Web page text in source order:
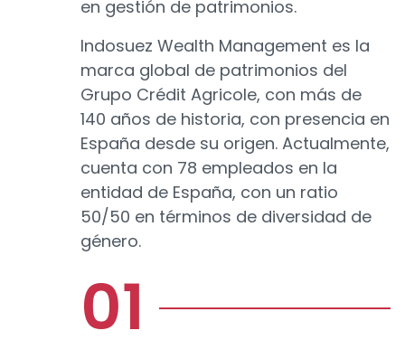
en gestión de patrimonios.
Indosuez Wealth Management es la
marca global de patrimonios del
Grupo Crédit Agricole, con más de
140 años de historia, con presencia en
España desde su origen. Actualmente,
cuenta con 78 empleados en la
entidad de España, con un ratio
50/50 en términos de diversidad de
género.